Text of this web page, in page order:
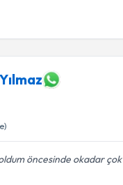
öncesinde okadar çok